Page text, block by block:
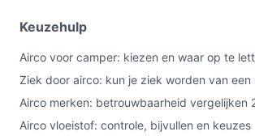
Keuzehulp
Airco voor camper: kiezen en waar op te
Ziek door airco: kun je ziek worden van een
Airco merken: betrouwbaarheid vergelijken
Airco vloeistof: controle, bijvullen en keuzes